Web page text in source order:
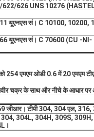
626 UNS 10276
यूएनएस सं। C 10100, 10200,
यूएनएस सं। C 70600 (CU -
254 एमएम ओडी 0.6 में 20 एमएम
चक्र के साथ और नीचे के आधार पर
जीआर। टीपी 304, 304 एल,
304L, 304H, 309S,